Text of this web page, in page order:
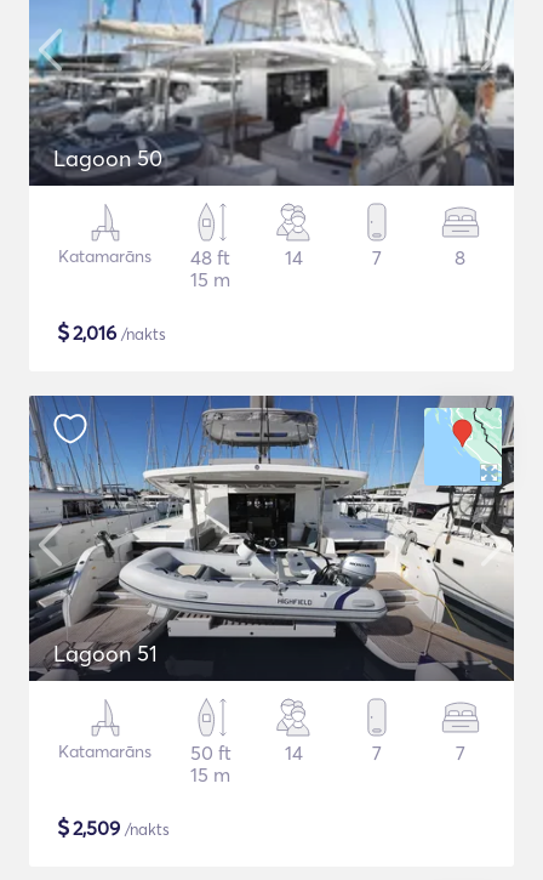
Lagoon 50
Katamarāns
48 ft
15 m
14 7 8
$2,016 /nakts
Lagoon 51
Katamarāns
50 ft
15 m
14 7 7
$2,509 /nakts